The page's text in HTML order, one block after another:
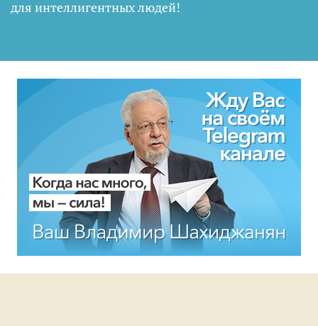
для интеллигентных людей!